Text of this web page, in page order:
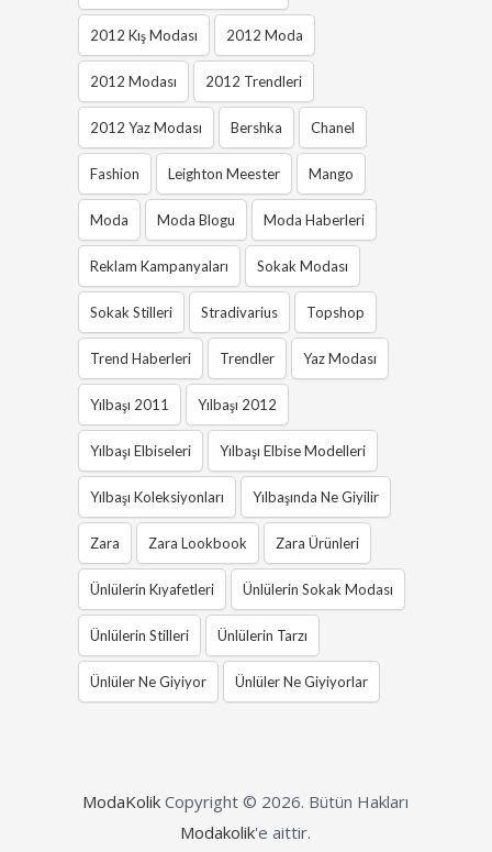
2012 Kış Modası 2012 Moda
2012 Modası 2012 Trendleri
2012 Yaz Modası Bershka Chanel
Fashion Leighton Meester Mango
Moda Moda Blogu Moda Haberleri
Reklam Kampanyaları Sokak Modası
Sokak Stilleri Stradivarius Topshop
Trend Haberleri Trendler Yaz Modası
Yılbaşı 2011 Yılbaşı 2012
Yılbaşı Elbiseleri Yılbaşı Elbise Modelleri
Yılbaşı Koleksiyonları Yılbaşında Ne Giyilir
Zara Zara Lookbook Zara Ürünleri
Ünlülerin Kıyafetleri Ünlülerin Sokak Modası
Ünlülerin Stilleri Ünlülerin Tarzı
Ünlüler Ne Giyiyor Ünlüler Ne Giyiyorlar
ModaKolik Copyright © 2026. Bütün Hakları
Modakolik'e aittir.